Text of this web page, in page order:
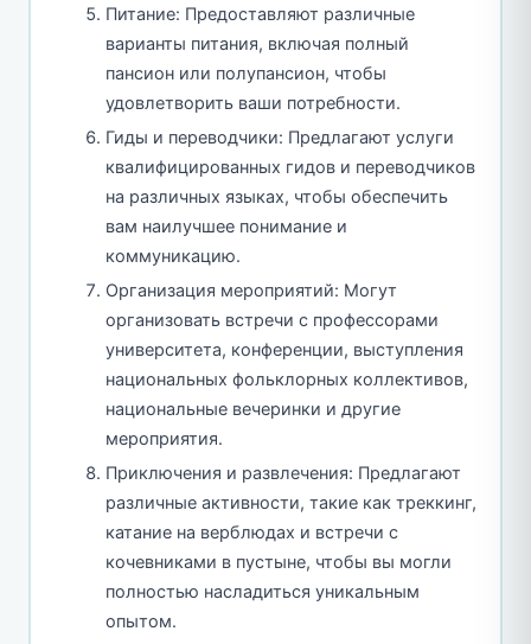
Питание: Предоставляют различные
варианты питания, включая полный
пансион или полупансион, чтобы
удовлетворить ваши потребности.
Гиды и переводчики: Предлагают услуги
квалифицированных гидов и переводчиков
на различных языках, чтобы обеспечить
вам наилучшее понимание и
коммуникацию.
Организация мероприятий: Могут
организовать встречи с профессорами
университета, конференции, выступления
национальных фольклорных коллективов,
национальные вечеринки и другие
мероприятия.
Приключения и развлечения: Предлагают
различные активности, такие как треккинг,
катание на верблюдах и встречи с
кочевниками в пустыне, чтобы вы могли
полностью насладиться уникальным
опытом.